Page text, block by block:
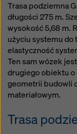
Trasa podziemna
długości 275 m.
wysokość 5,68 m.
użyciu systemu do
elastyczność
Ten sam wózek
drugiego obiektu
geometrii budowli
materiałowym.
Trasa